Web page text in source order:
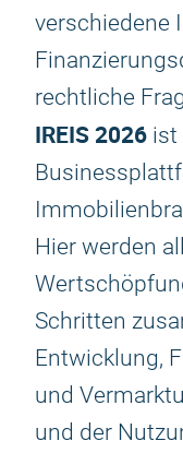
verschiedene
rechtliche
IREIS 2026 ist
Hier werden
Schritten
Entwicklung,
und
und der